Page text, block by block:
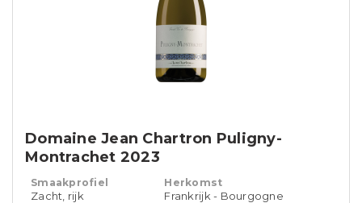
Domaine Jean Chartron Puligny-
Montrachet 2023
Smaakprofiel
Zacht, rijk
Herkomst
Frankrijk - Bourgogne